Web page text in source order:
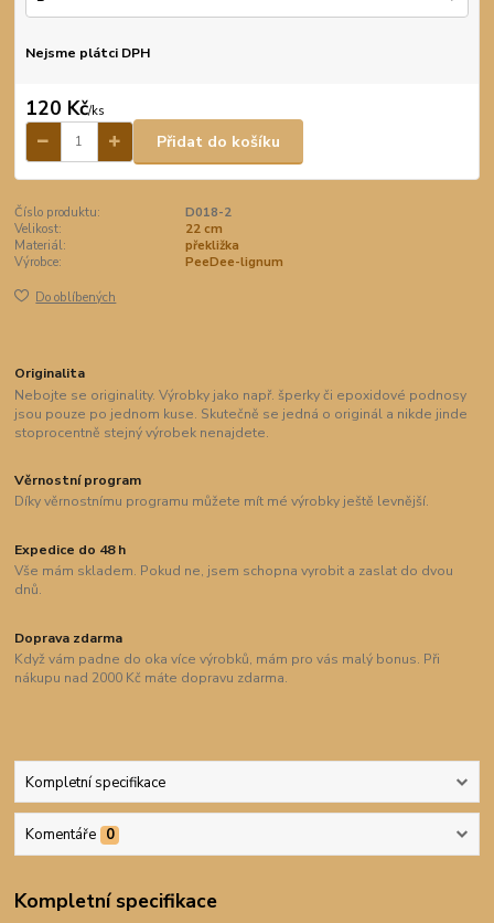
Nejsme plátci DPH
120 Kč/ks
Přidat do košíku
Číslo produktu:
D018-2
Velikost:
22 cm
Materiál:
překližka
Výrobce:
PeeDee-lignum
Do oblíbených
Originalita
Nebojte se originality. Výrobky jako např. šperky či epoxidové podnosy
jsou pouze po jednom kuse. Skutečně se jedná o originál a nikde jinde
stoprocentně stejný výrobek nenajdete.
Věrnostní program
Díky věrnostnímu programu můžete mít mé výrobky ještě levnější.
Expedice do 48 h
Vše mám skladem. Pokud ne, jsem schopna vyrobit a zaslat do dvou
dnů.
Doprava zdarma
Když vám padne do oka více výrobků, mám pro vás malý bonus. Při
nákupu nad 2000 Kč máte dopravu zdarma.
Kompletní specifikace
Komentáře 0
Kompletní specifikace